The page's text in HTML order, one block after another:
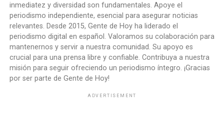
inmediatez y diversidad son fundamentales. Apoye el
periodismo independiente, esencial para asegurar noticias
relevantes. Desde 2015, Gente de Hoy ha liderado el
periodismo digital en español. Valoramos su colaboración para
mantenernos y servir a nuestra comunidad. Su apoyo es
crucial para una prensa libre y confiable. Contribuya a nuestra
misión para seguir ofreciendo un periodismo íntegro. ¡Gracias
por ser parte de Gente de Hoy!
ADVERTISEMENT